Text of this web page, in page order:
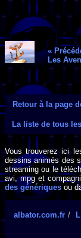
«
Les
Retour à la page
La liste de tous
Vous trouverez ici
dessins animés des
streaming ou le
avi, mpg et
des génériques ou
albator.com.fr